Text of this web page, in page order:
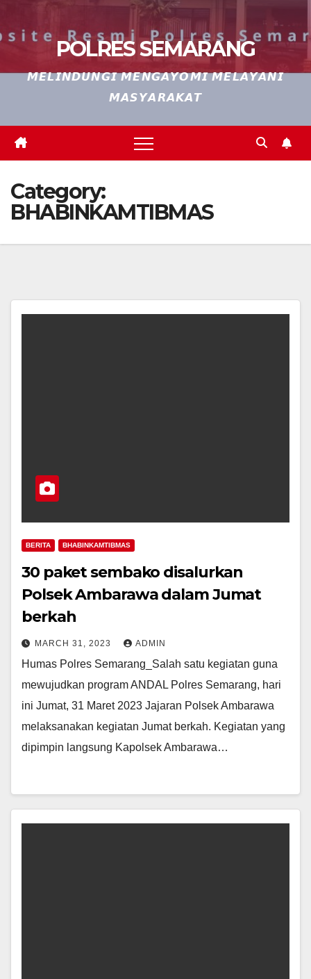
POLRES SEMARANG
𝙈𝙀𝙇𝙄𝙉𝘿𝙐𝙉𝙂𝙄 𝙈𝙀𝙉𝙂𝘼𝙔𝙊𝙈𝙄 𝙈𝙀𝙇𝘼𝙔𝘼𝙉𝙄
𝙈𝘼𝙎𝙔𝘼𝙍𝘼𝙆𝘼𝙏
Category:
BHABINKAMTIBMAS
BERITA BHABINKAMTIBMAS
30 paket sembako disalurkan
Polsek Ambarawa dalam Jumat
berkah
MARCH 31, 2023 ADMIN
Humas Polres Semarang_Salah satu kegiatan guna
mewujudkan program ANDAL Polres Semarang, hari
ini Jumat, 31 Maret 2023 Jajaran Polsek Ambarawa
melaksanakan kegiatan Jumat berkah. Kegiatan yang
dipimpin langsung Kapolsek Ambarawa…